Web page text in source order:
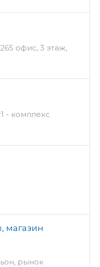
офис, 3 этаж,
- комплекс
магазин
рынок